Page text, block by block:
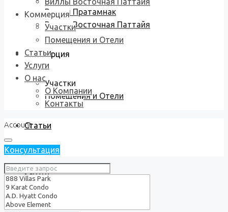
Виллы Пратамнак
Виллы Восточная Паттайя
Коммерция
Участки
Помещения и Отели
Статьи
Услуги
Коммерция
Участки
Помещения и Отели
Статьи
Услуги
О нас
О Компании
Контакты
Account
Консультация